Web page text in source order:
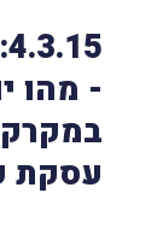
- מהו
עסקת